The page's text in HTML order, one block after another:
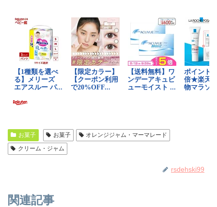
お菓子 お菓子
オレンジジャム・マーマレード
クリーム・ジャム
rsdehski99
関連記事